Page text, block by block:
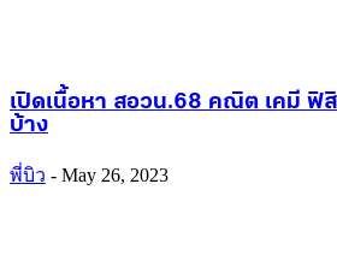
เปิดเนื้อหา สอวน.68 คณิต เคมี ฟิ
บ้าง
พี่บิว - May 26, 2023